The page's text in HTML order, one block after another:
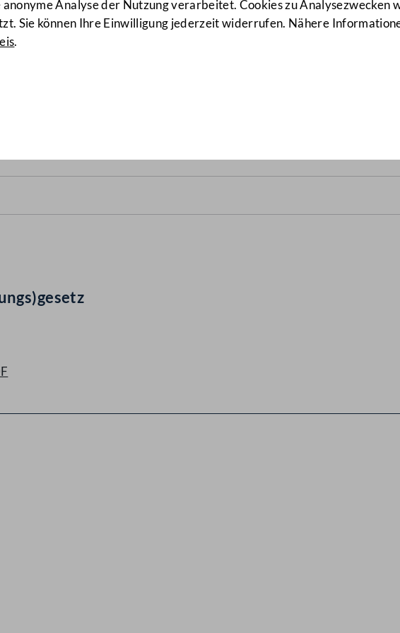
Analyse der Nutzung verarbeitet. Cookies zu Analysezwecken
Sie können Ihre Einwilligung jederzeit widerrufen. Nähere
.
1044